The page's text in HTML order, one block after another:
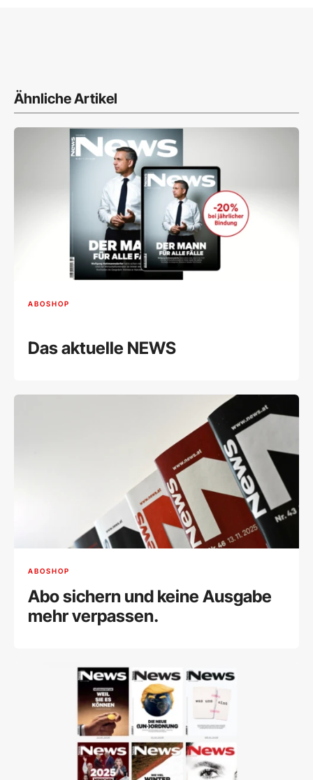
Ähnliche Artikel
ABOSHOP
Das aktuelle NEWS
ABOSHOP
Abo sichern und keine Ausgabe
mehr verpassen.